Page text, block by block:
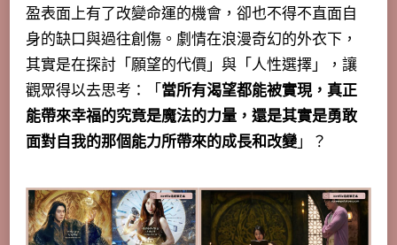
盈表面上有了改變命運的機會，卻也不得不直面自
身的缺口與過往創傷。劇情在浪漫奇幻的外衣下，
其實是在探討「願望的代價」與「人性選擇」
，讓
觀眾得以去思考：「當所有渴望都能被實現，真正
能帶來幸福的究竟是魔法的力量，還是其實是勇敢
面對自我的那個能力所帶來的成長和改變」？